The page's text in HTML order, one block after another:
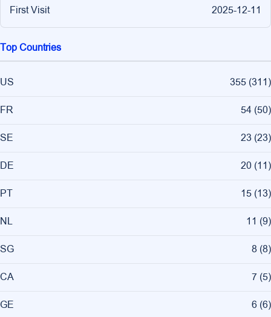
First Visit 2025-12-11
Top Countries
US 355 (311)
FR 54 (50)
SE 23 (23)
DE 20 (11)
PT 15 (13)
NL 11 (9)
SG 8 (8)
CA 7 (5)
GE 6 (6)